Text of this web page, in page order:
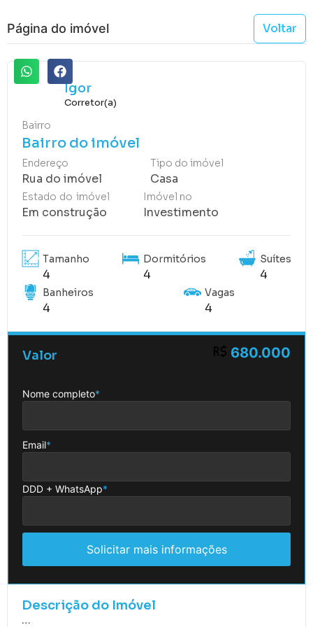
Página do imóvel Voltar
Igor
Corretor(a)
Bairro
Bairro do imóvel
Endereço
Rua do imóvel
Tipo do imóvel
Casa
Estado do imóvel
Em construção
Imóvel no
Investimento
Tamanho
4
Dormitórios
4
Suítes
4
Banheiros
4
Vagas
4
Valor 680.000
Nome completo*
Email*
DDD + WhatsApp*
Solicitar mais informações
Descrição do Imóvel
…